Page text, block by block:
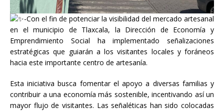
-Con el fin de potenciar la visibilidad del mercado artesanal
en el municipio de Tlaxcala, la Dirección de Economía y
Emprendimiento Social ha implementado señalizaciones
estratégicas que guiarán a los visitantes locales y foráneos
hacia este importante centro de artesanía.
Esta iniciativa busca fomentar el apoyo a diversas familias y
contribuir a una economía más sostenible, incentivando así un
mayor flujo de visitantes. Las señaléticas han sido colocadas